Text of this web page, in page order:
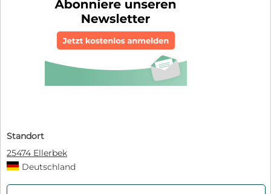
Standort
25474 Ellerbek
Deutschland